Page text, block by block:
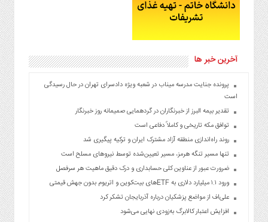
آخرین خبر ها
پرونده جنایت مدرسه میناب در شعبه ویژه دادسرای تهران در حال رسیدگی
است
تقدیر بیمه البرز از خبرنگاران در گردهمایی صمیمانه روز خبرنگار
توافق مکه تاریخی و کاملاً دفاعی است
روند راه‌اندازی منطقه آزاد مشترک ایران و ترکیه پیگیری شد
تنها مسیر تنگه هرمز، مسیر تعیین‌شده توسط نیروهای مسلح است
ضرورت عبور از عناوین کلی حسابداری و درک دقیق ماهیت هر سرفصل
ورود ۱.۱ میلیارد دلاری به ETFهای بیت‌کوین و اتریوم بدون جهش قیمتی
علی‌اف از مواضع پزشکیان درباره آذربایجان تشکر کرد
افزایش اعتبار کالابرگ به‌زودی نهایی می‌شود